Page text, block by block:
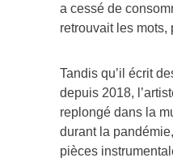
a cessé de
retrouvait les mots,
Tandis qu’il écrit
depuis 2018,
replongé dans la
durant la
pièces